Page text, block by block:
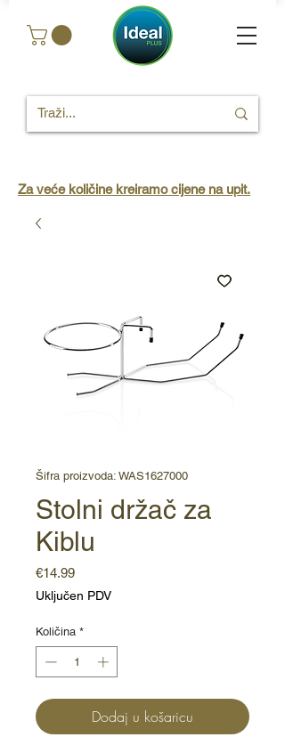
Za veće količine kreiramo cijene na upit.
Šifra proizvoda: WAS1627000
Stolni držač za
Kiblu
€14.99Cijena
Uključen PDV
Količina *
Dodaj u košaricu